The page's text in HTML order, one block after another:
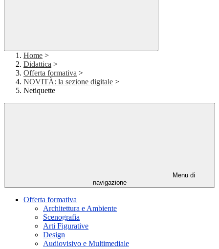
Home >
Didattica >
Offerta formativa >
NOVITÀ: la sezione digitale >
Netiquette
Menu di
navigazione
Offerta formativa
Architettura e Ambiente
Scenografia
Arti Figurative
Design
Audiovisivo e Multimediale